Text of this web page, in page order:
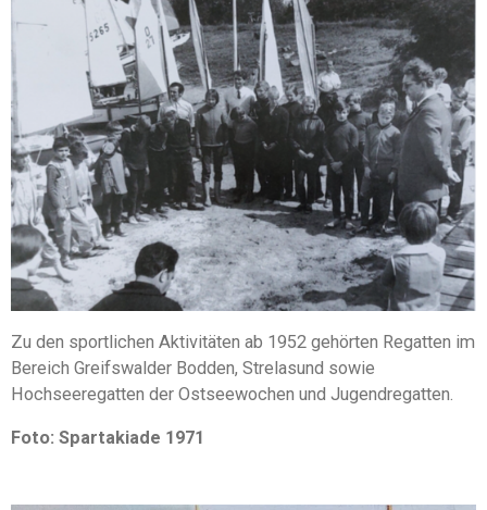
Zu den sportlichen Aktivitäten ab 1952 gehörten Regatten im
Bereich Greifswalder Bodden, Strelasund sowie
Hochseeregatten der Ostseewochen und Jugendregatten.
Foto: Spartakiade 1971